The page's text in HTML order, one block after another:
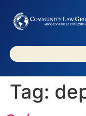
Tag: